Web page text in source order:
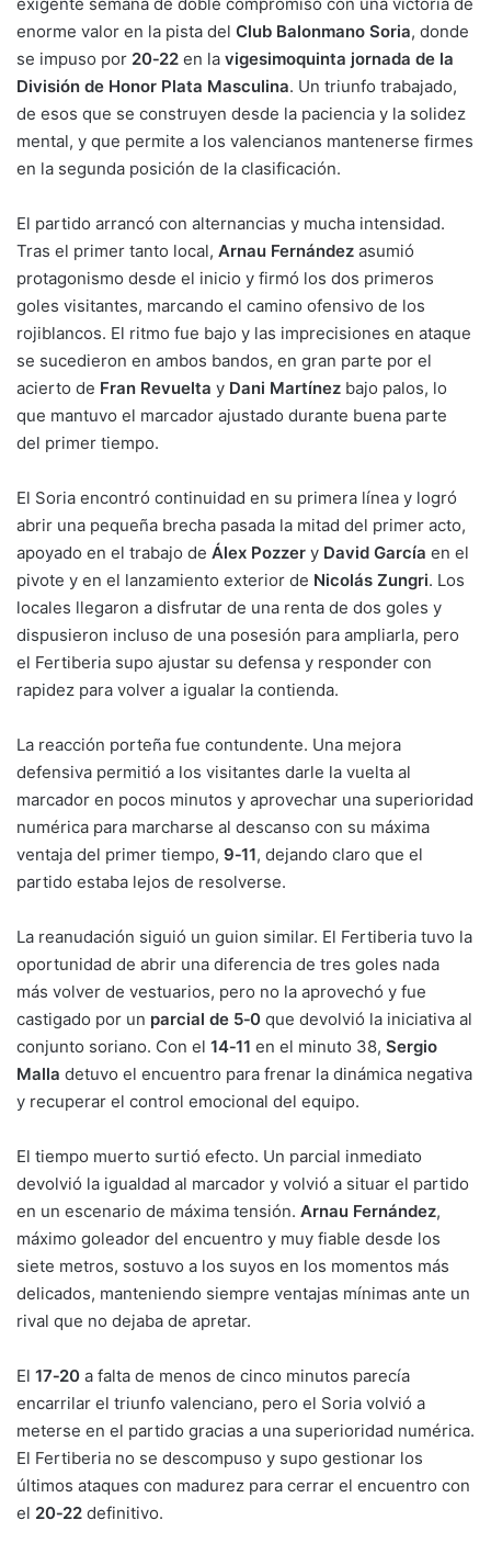
k
o
k
p
enorme valor en la pista del Club Balonmano Soria, donde
se impuso por 20‑22 en la vigesimoquinta jornada de la
División de Honor Plata Masculina. Un triunfo trabajado,
de esos que se construyen desde la paciencia y la solidez
mental, y que permite a los valencianos mantenerse firmes
en la segunda posición de la clasificación.
El partido arrancó con alternancias y mucha intensidad.
Tras el primer tanto local, Arnau Fernández asumió
protagonismo desde el inicio y firmó los dos primeros
goles visitantes, marcando el camino ofensivo de los
rojiblancos. El ritmo fue bajo y las imprecisiones en ataque
se sucedieron en ambos bandos, en gran parte por el
acierto de Fran Revuelta y Dani Martínez bajo palos, lo
que mantuvo el marcador ajustado durante buena parte
del primer tiempo.
El Soria encontró continuidad en su primera línea y logró
abrir una pequeña brecha pasada la mitad del primer acto,
apoyado en el trabajo de Álex Pozzer y David García en el
pivote y en el lanzamiento exterior de Nicolás Zungri. Los
locales llegaron a disfrutar de una renta de dos goles y
dispusieron incluso de una posesión para ampliarla, pero
el Fertiberia supo ajustar su defensa y responder con
rapidez para volver a igualar la contienda.
La reacción porteña fue contundente. Una mejora
defensiva permitió a los visitantes darle la vuelta al
marcador en pocos minutos y aprovechar una superioridad
numérica para marcharse al descanso con su máxima
ventaja del primer tiempo, 9‑11, dejando claro que el
partido estaba lejos de resolverse.
La reanudación siguió un guion similar. El Fertiberia tuvo la
oportunidad de abrir una diferencia de tres goles nada
más volver de vestuarios, pero no la aprovechó y fue
castigado por un parcial de 5‑0 que devolvió la iniciativa al
conjunto soriano. Con el 14‑11 en el minuto 38, Sergio
Malla detuvo el encuentro para frenar la dinámica negativa
y recuperar el control emocional del equipo.
El tiempo muerto surtió efecto. Un parcial inmediato
devolvió la igualdad al marcador y volvió a situar el partido
en un escenario de máxima tensión. Arnau Fernández,
máximo goleador del encuentro y muy fiable desde los
siete metros, sostuvo a los suyos en los momentos más
delicados, manteniendo siempre ventajas mínimas ante un
rival que no dejaba de apretar.
El 17‑20 a falta de menos de cinco minutos parecía
encarrilar el triunfo valenciano, pero el Soria volvió a
meterse en el partido gracias a una superioridad numérica.
El Fertiberia no se descompuso y supo gestionar los
últimos ataques con madurez para cerrar el encuentro con
el 20‑22 definitivo.